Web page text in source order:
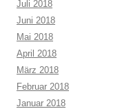
Juli 2018
Juni 2018
Mai 2018
April 2018
März 2018
Februar 2018
Januar 2018